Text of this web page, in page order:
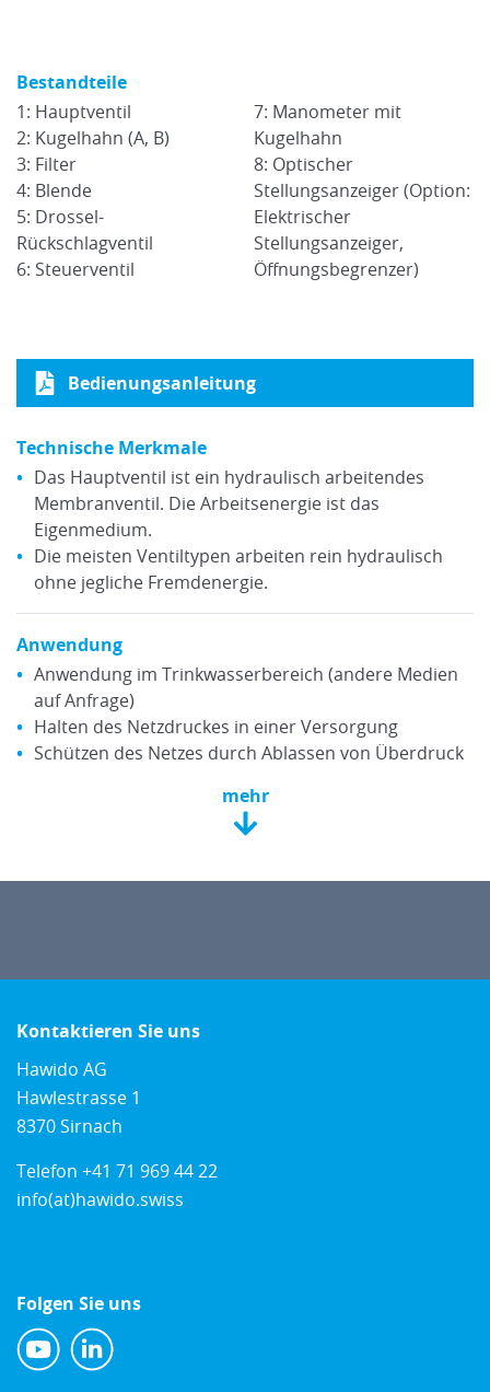
Bestandteile
1: Hauptventil
2: Kugelhahn (A, B)
3: Filter
4: Blende
5: Drossel-
Rückschlagventil
6: Steuerventil
7: Manometer mit
Kugelhahn
8: Optischer
Stellungsanzeiger (Option:
Elektrischer
Stellungsanzeiger,
Öffnungsbegrenzer)
Bedienungsanleitung
Technische Merkmale
Das Hauptventil ist ein hydraulisch arbeitendes
Membranventil. Die Arbeitsenergie ist das
Eigenmedium.
Die meisten Ventiltypen arbeiten rein hydraulisch
ohne jegliche Fremdenergie.
Anwendung
Anwendung im Trinkwasserbereich (andere Medien
auf Anfrage)
Halten des Netzdruckes in einer Versorgung
Schützen des Netzes durch Ablassen von Überdruck
mehr
Kontaktieren Sie uns
Hawido AG
Hawlestrasse 1
8370 Sirnach
Telefon +41 71 969 44 22
info(at)hawido.swiss
Folgen Sie uns